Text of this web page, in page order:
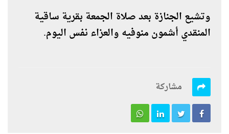
وتشيع الجنازة بعد صلاة الجمعة بقرية ساقية
المنقدي أشمون منوفيه والعزاء نفس اليوم.
مشاركة